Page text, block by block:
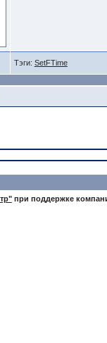
Тэги: SetFTime
при поддержке